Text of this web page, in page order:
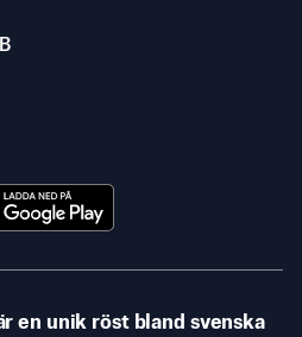
en unik röst bland svenska